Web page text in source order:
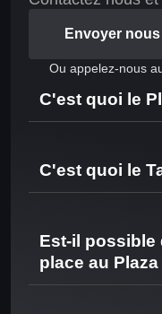
Envoyer
Ou appelez-nous
C'est quoi le
C'est quoi le
Est-il possible
place au